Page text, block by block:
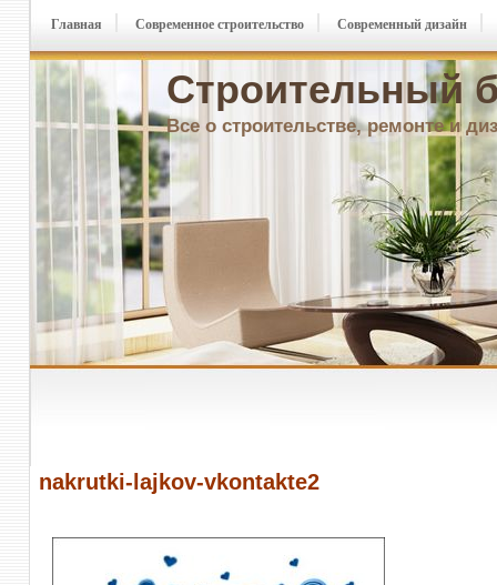
Строительный
Все о строительстве, ремонте и
Главная Современное строительство Современный дизайн
nakrutki-lajkov-vkontakte2